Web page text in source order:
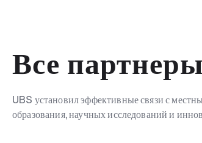
Все
UBS установил эффективные связи с
образования, научных исследований и